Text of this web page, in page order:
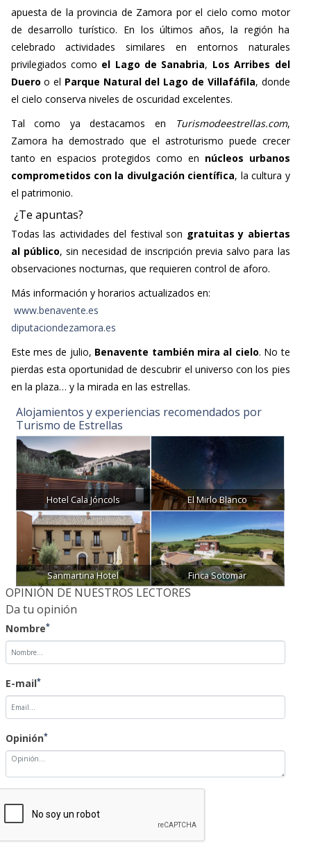
apuesta de la provincia de Zamora por el cielo como motor
de desarrollo turístico. En los últimos años, la región ha
celebrado actividades similares en entornos naturales
privilegiados como el Lago de Sanabria, Los Arribes del
Duero o el Parque Natural del Lago de Villafáfila, donde
el cielo conserva niveles de oscuridad excelentes.
Tal como ya destacamos en
Turismodeestrellas.com,
Zamora ha demostrado que el astroturismo puede crecer
tanto en espacios protegidos como en núcleos urbanos
comprometidos con la divulgación científica, la cultura y
el patrimonio.
¿Te apuntas?
Todas las actividades del festival son gratuitas y abiertas
al público, sin necesidad de inscripción previa salvo para las
observaciones nocturnas, que requieren control de aforo.
Más información y horarios actualizados en:
www.benavente.es
diputaciondezamora.es
Este mes de julio, Benavente también mira al cielo. No te
pierdas esta oportunidad de descubrir el universo con los pies
en la plaza… y la mirada en las estrellas.
Alojamientos y experiencias recomendados por
Turismo de Estrellas
Hotel Cala Jóncols El Mirlo Blanco
Sanmartina Hotel Finca Sotomar
OPINIÓN DE NUESTROS LECTORES
Da tu opinión
Nombre*
E-mail*
Opinión*